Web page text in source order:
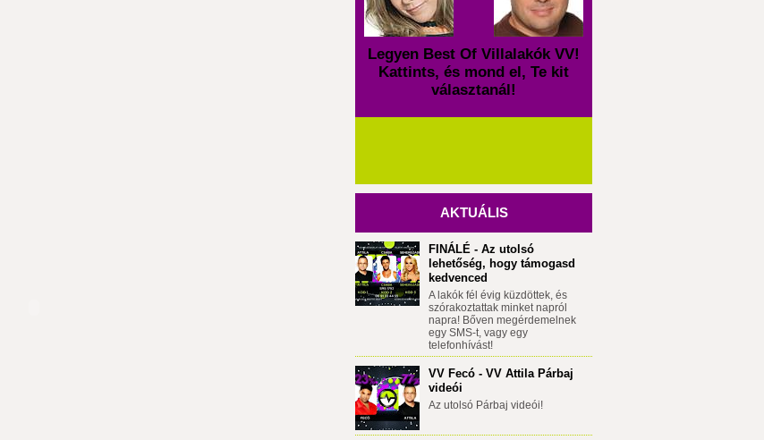
Legyen Best Of Villalakók VV!
Kattints, és mond el, Te kit
választanál!
AKTUÁLIS
FINÁLÉ - Az utolsó
lehetőség, hogy támogasd
kedvenced
A lakók fél évig küzdöttek, és
szórakoztattak minket napról
napra! Bőven megérdemelnek
egy SMS-t, vagy egy
telefonhívást!
VV Fecó - VV Attila Párbaj
videói
Az utolsó Párbaj videói!